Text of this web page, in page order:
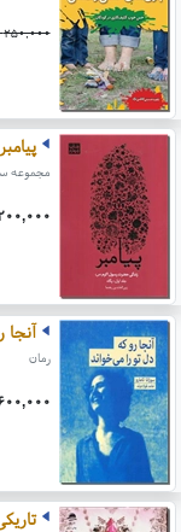
۲۵۰,۰۰۰
مجموعه
آنجا
رمان